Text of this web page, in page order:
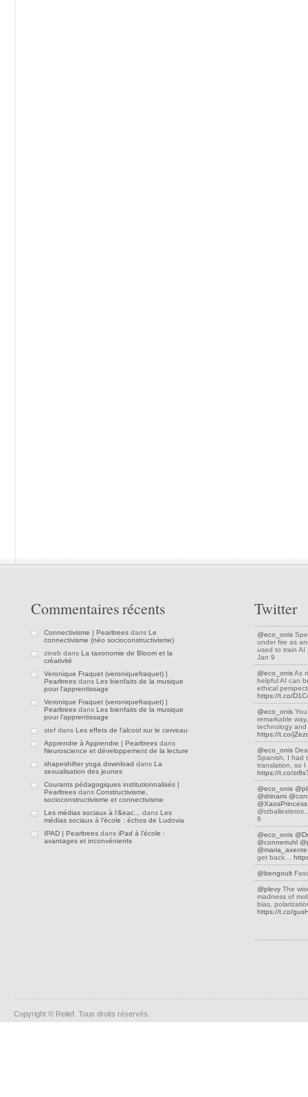
Commentaires récents
Connectivisme | Pearltrees dans Le
connectivisme (néo socioconstructivisme)
zineb dans La taxonomie de Bloom et la
créativité
Veronique Fraquet (veroniquefraquet) |
Pearltrees dans Les bienfaits de la musique
pour l'apprentissage
Veronique Fraquet (veroniquefraquet) |
Pearltrees dans Les bienfaits de la musique
pour l'apprentissage
stef dans Les effets de l'alcool sur le cerveau
Apprendre à Apprendre | Pearltrees dans
Neuroscience et développement de la lecture
shapeshifter yoga download dans La
sexualisation des jeunes
Courants pédagogiques institutionnalisés |
Pearltrees dans Constructivisme,
socioconstructivisme et connectivisme
Les médias sociaux à l’&eac...
dans Les
médias sociaux à l’école : échos de Ludovia
IPAD | Pearltrees dans iPad à l’école :
avantages et inconvénients
Twitter
@eco_onis
under fire as
used to train
Jan 9
@eco_onisAs
helpful AI can
ethical
https://t.co/
@eco_onis
remarkable
technology
https://t.co/
@eco_onis
Spanish, I had
translation, so
https://t.co/
@eco_onis
@drinami
@XaosPrincess
6
@eco_onis
@connerruhl
@maria_axente
get back…
@bengoult
@plevy The
madness of
bias,
https://t.co/
Copyright © Relief. Tous droits réservés.